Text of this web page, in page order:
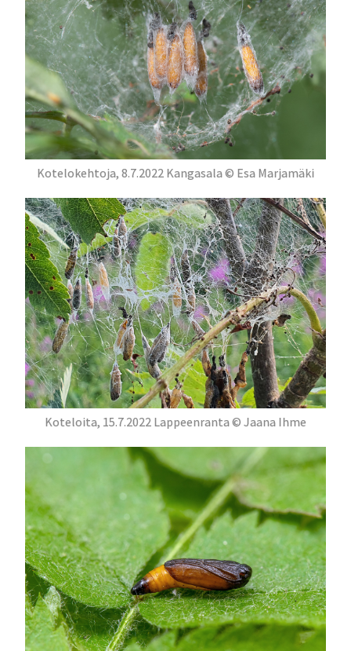
Kotelokehtoja, 8.7.2022 Kangasala © Esa Marjamäki
Koteloita, 15.7.2022 Lappeenranta © Jaana Ihme